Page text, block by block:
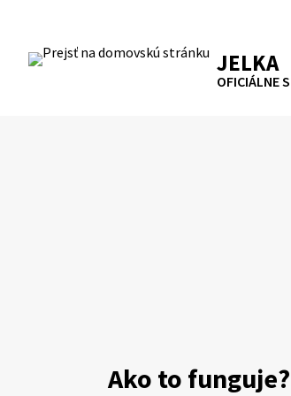
obsah
RSS Mapa Tlačiť
JELKA
OFICIÁLNE
Ako to funguje?